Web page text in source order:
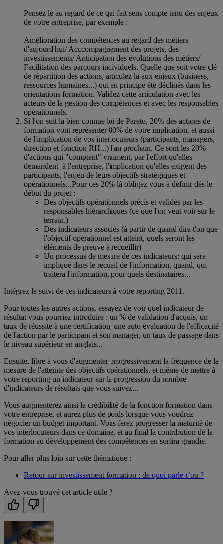
Pensez le au regard de ce qui fait sens compte tenu des enjeux
de votre entreprise, par exemple :
Amélioration des compétences au regard des métiers
d'aujourd'hui/ Acccompagnement des projets, des
investissements/ Anticipation des évolutions des métiers/
Facilitation des parcours individuels. Quelle que soit votre clé
de répartition des actions, articulez la aux enjeux (business,
ressources humaines...) qui en principe été déclinés dans les
orientations formation. Validez cette articulation avec les
acteurs de la gestion des compétences et avec les responsables
opérationnels.
Si l'on suit la bien connue loi de Pareto, 20% des actions de
formation vont représenter 80% de votre implication, et aussi
de l'implication de vos interlocuteurs (participants, managers,
direction et fonction RH...) l'an prochain. Ce sont les 20%
d'actions qui "comptent" vraiment, par l'effort qu'elles
demandent à l'entreprise, l'implication qu'elles exigent des
participants, l'enjeu de leurs objectifs stratégiques et
opérationnels...Pour ces 20% là obligez vous à définir dès le
début du projet :
Des objectifs opérationnels précis et validés par les
responsables hiérarchiques (ce que l'on veut voir sur le
terrain.)
Des indicateurs associés (à partir de quand dira t'on que
l'objectif opérationnel est atteint, quels seront les
éléments de preuve à recueillir)
Un processus de mesure de ces indicateurs: qui sera
impliqué dans le recueil de l'information, quand, qui
traitera l'information, pour quels destinataires...
Intégrez le suivi de ces indicateurs à votre reporting 2011.
Pour toutes les autres actions, essayez de voir quel indicateur de
résultat vous pourriez introduire : un % de validation d'acquis, un
taux de réussite à une certification, une auto évaluation de l'efficacité
de l'action par le participant et son manager, un taux de passage dans
le niveau supérieur en anglais...
Ensuite, libre à vous d'augmenter progressivement la fréquence de la
mesure de l'atteinte des objectifs opérationnels, et même de mettre à
votre reporting un indicateur sur la progression du nombre
d'indicateurs de résultats que vous suivez...
Vous augmenterez ainsi la crédibilité de la fonction formation dans
votre entreprise, et aurez plus de poids lorsque vous voudrez
négocier un budget important. Vous ferez progresser la maturité de
vos interlocuteurs dans ce domaine, et au final la contribution de la
formation au développement des compétences en sortira grandie.
Pour aller plus loin sur cette thématique :
Retour sur investissement formation : de quoi parle-t’on ?
Avez-vous trouvé cet article utile ?